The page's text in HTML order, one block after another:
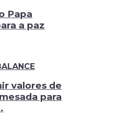
Papa
a paz
valores de
para